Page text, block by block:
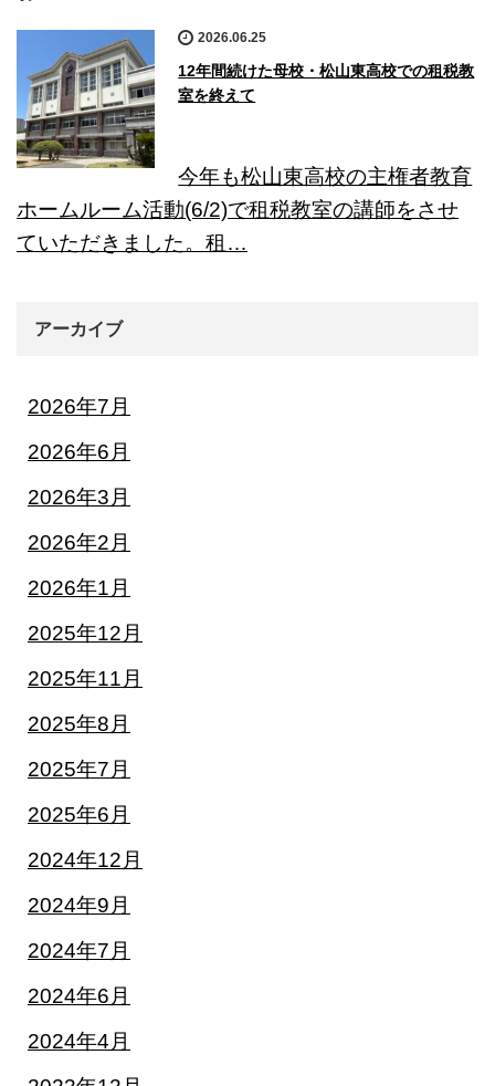
2026.06.25
12年間続けた母校・松山東高校での租税教
室を終えて
今年も松山東高校の主権者教育
ホームルーム活動(6/2)で租税教室の講師をさせ
ていただきました。租…
アーカイブ
2026年7月
2026年6月
2026年3月
2026年2月
2026年1月
2025年12月
2025年11月
2025年8月
2025年7月
2025年6月
2024年12月
2024年9月
2024年7月
2024年6月
2024年4月